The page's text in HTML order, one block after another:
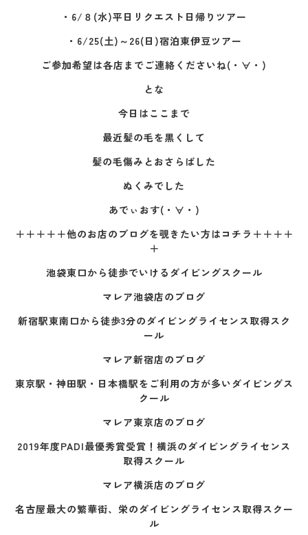
・6/８(水)平日リクエスト日帰りツアー
・6/25(土)～26(日)宿泊東伊豆ツアー
ご参加希望は各店までご連絡くださいね(・∀・)
とな
今日はここまで
最近髪の毛を黒くして
髪の毛傷みとおさらばした
ぬくみでした
あでぃおす(・∀・)
＋＋＋＋＋他のお店のブログを覗きたい方はコチラ＋＋＋＋
＋
池袋東口から徒歩でいけるダイビングスクール
マレア池袋店のブログ
新宿駅東南口から徒歩3分のダイビングライセンス取得スク
ール
マレア新宿店のブログ
東京駅・神田駅・日本橋駅をご利用の方が多いダイビングス
クール
マレア東京店のブログ
2019年度PADI最優秀賞受賞！横浜のダイビングライセンス
取得スクール
マレア横浜店のブログ
名古屋最大の繁華街、栄のダイビングライセンス取得スクー
ル